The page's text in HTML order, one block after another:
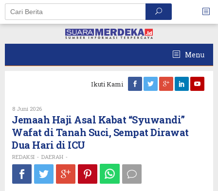
Skip
content
Menu
Ikuti Kami
8 Juni 2026Oleh
REDAKSI
Jemaah Haji Asal Kabat “Syuwandi”
Wafat di Tanah Suci, Sempat Dirawat
Dua Hari di ICU
REDAKSI - DAERAH -